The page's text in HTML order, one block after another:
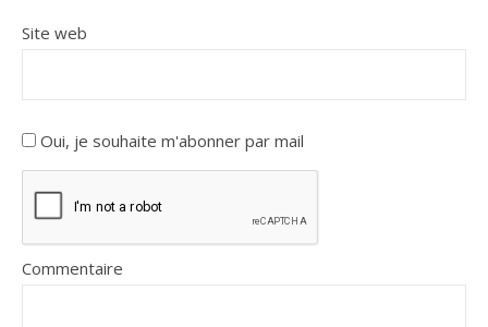
Site web
Oui, je souhaite m'abonner par mail
Commentaire